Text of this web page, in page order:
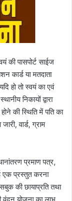
की पासपोर्ट साईज
कार्ड या मतदाता
हो तो स्वयं का एवं
निकायों द्वारा
की स्थिति में पति का
वार्ड, ग्राम
प्रमाण पत्र,
एक प्रस्तुत करना
की छायाप्रति तथा